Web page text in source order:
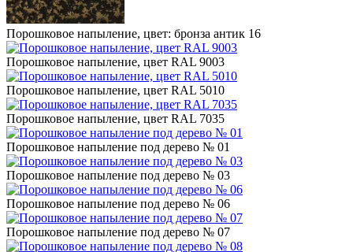
Порошковое напыление, цвет: бронза антик 16
Порошковое напыление, цвет RAL 9003
Порошковое напыление, цвет RAL 5010
Порошковое напыление, цвет RAL 7035
Порошковое напыление под дерево № 01
Порошковое напыление под дерево № 03
Порошковое напыление под дерево № 06
Порошковое напыление под дерево № 07